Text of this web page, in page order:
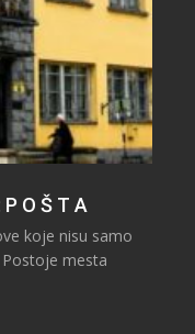
O Š T A
koje nisu samo
Postoje mesta